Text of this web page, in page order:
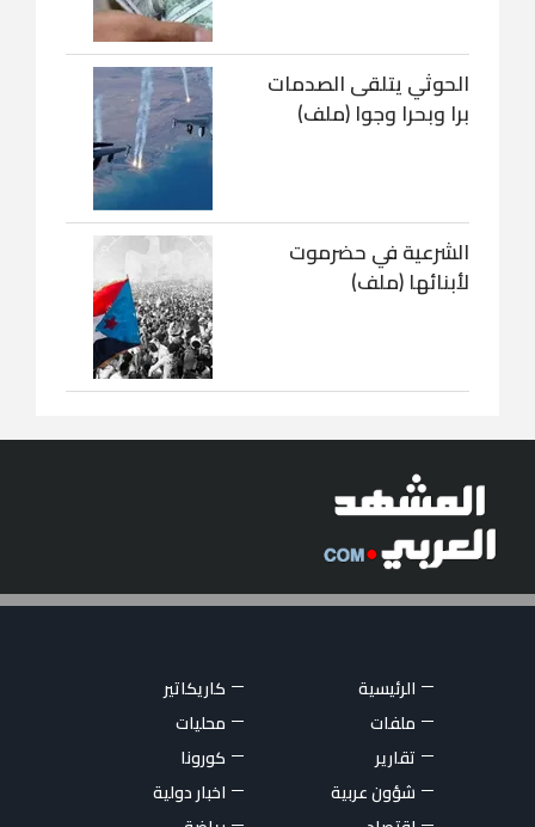
الحوثي يتلقى الصدمات
برا وبحرا وجوا (ملف)
الشرعية في حضرموت
لأبنائها (ملف)
الرئيسية
كاريكاتير
ملفات
محليات
تقارير
كورونا
شؤون عربية
اخبار دولية